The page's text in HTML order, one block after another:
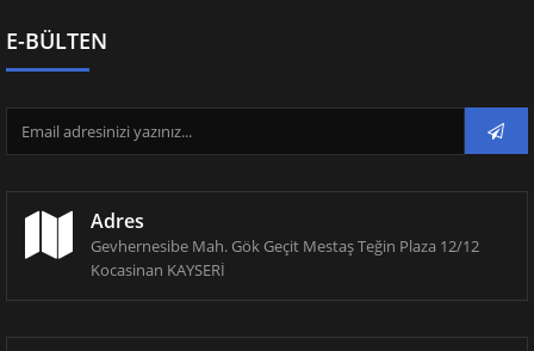
E-BÜLTEN
Adres
Gevhernesibe Mah. Gök Geçit Mestaş Teğin Plaza 12/12
Kocasinan KAYSERİ